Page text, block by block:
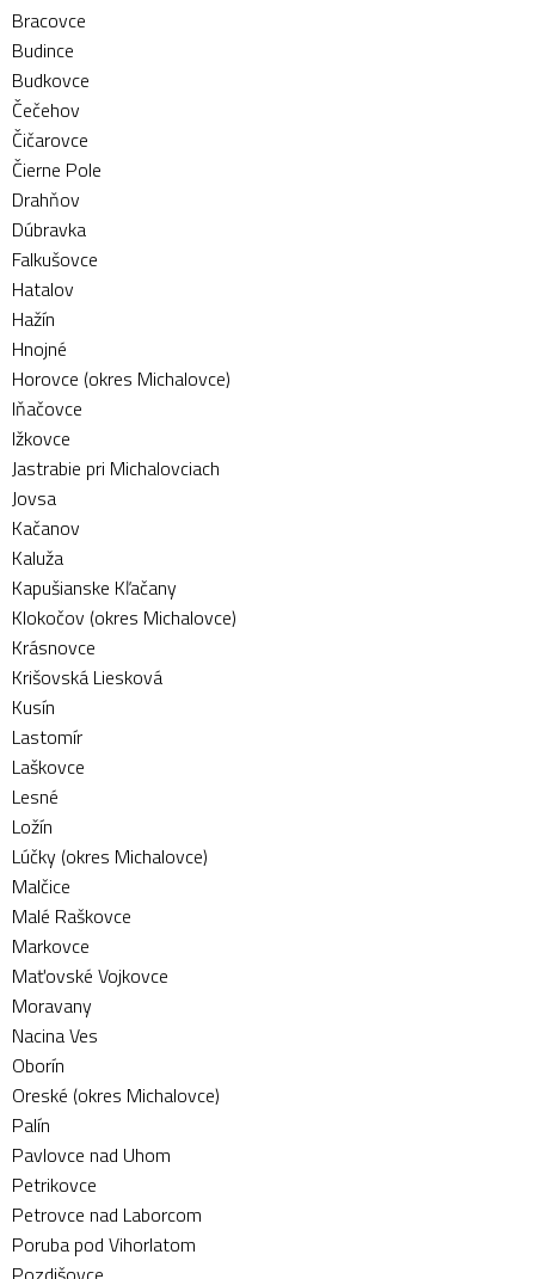
Bracovce
Budince
Budkovce
Čečehov
Čičarovce
Čierne Pole
Drahňov
Dúbravka
Falkušovce
Hatalov
Hažín
Hnojné
Horovce (okres Michalovce)
Iňačovce
Ižkovce
Jastrabie pri Michalovciach
Jovsa
Kačanov
Kaluža
Kapušianske Kľačany
Klokočov (okres Michalovce)
Krásnovce
Krišovská Liesková
Kusín
Lastomír
Laškovce
Lesné
Ložín
Lúčky (okres Michalovce)
Malčice
Malé Raškovce
Markovce
Maťovské Vojkovce
Moravany
Nacina Ves
Oborín
Oreské (okres Michalovce)
Palín
Pavlovce nad Uhom
Petrikovce
Petrovce nad Laborcom
Poruba pod Vihorlatom